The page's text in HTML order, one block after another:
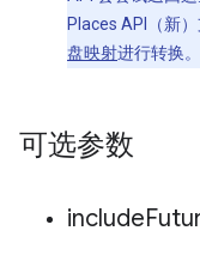
Places API（新
盘映射进行转换。
可选参数
include